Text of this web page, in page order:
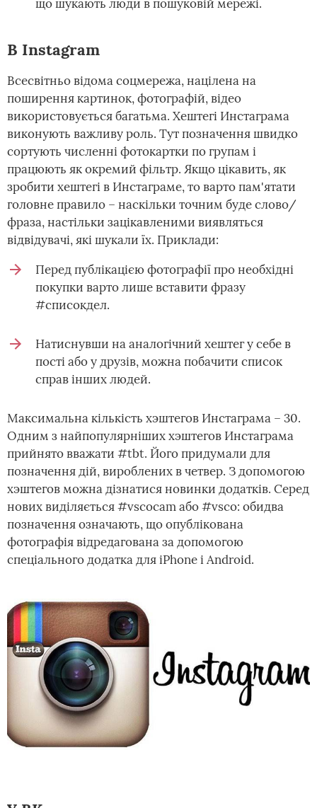
що шукають люди в пошуковій мережі.
В Instagram
Всесвітньо відома соцмережа, націлена на
поширення картинок, фотографій, відео
використовується багатьма. Хештегі Инстаграма
виконують важливу роль. Тут позначення швидко
сортують численні фотокартки по групам і
працюють як окремий фільтр. Якщо цікавить, як
зробити хештегі в Инстаграме, то варто пам'ятати
головне правило – наскільки точним буде слово/
фраза, настільки зацікавленими виявляться
відвідувачі, які шукали їх. Приклади:
Перед публікацією фотографії про необхідні
покупки варто лише вставити фразу
#списокдел.
Натиснувши на аналогічний хештег у себе в
пості або у друзів, можна побачити список
справ інших людей.
Максимальна кількість хэштегов Инстаграма – 30.
Одним з найпопулярніших хэштегов Инстаграма
прийнято вважати #tbt. Його придумали для
позначення дій, вироблених в четвер. З допомогою
хэштегов можна дізнатися новинки додатків. Серед
нових виділяється #vscocam або #vsco: обидва
позначення означають, що опублікована
фотографія відредагована за допомогою
спеціального додатка для iPhone і Android.